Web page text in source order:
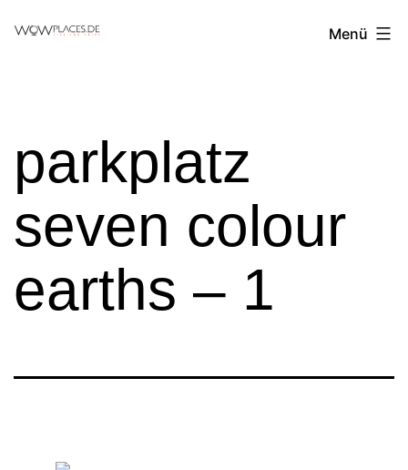
Reiseblog
Menü
parkplatz
seven colour
earths – 1